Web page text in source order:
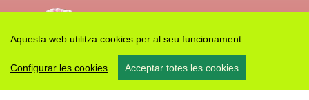
Aquesta web utilitza cookies per al seu funcionament.
Configurar les cookies Acceptar totes les cookies